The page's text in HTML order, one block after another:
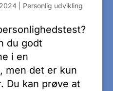
| Personlig udvikling
du godt
i en
men det er kun
Du kan prøve at